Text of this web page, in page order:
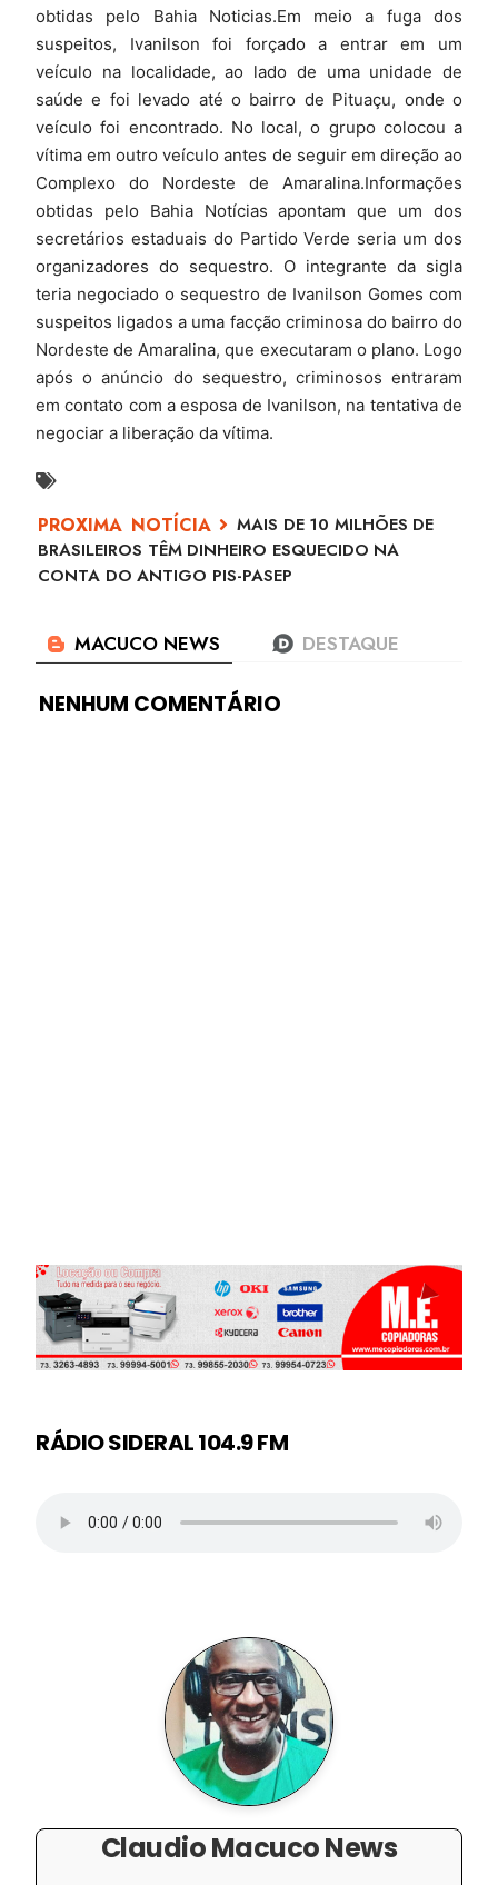
obtidas pelo Bahia Noticias.Em meio a fuga dos
suspeitos, Ivanilson foi forçado a entrar em um
veículo na localidade, ao lado de uma unidade de
saúde e foi levado até o bairro de Pituaçu, onde o
veículo foi encontrado. No local, o grupo colocou a
vítima em outro veículo antes de seguir em direção ao
Complexo do Nordeste de Amaralina.Informações
obtidas pelo Bahia Notícias apontam que um dos
secretários estaduais do Partido Verde seria um dos
organizadores do sequestro. O integrante da sigla
teria negociado o sequestro de Ivanilson Gomes com
suspeitos ligados a uma facção criminosa do bairro do
Nordeste de Amaralina, que executaram o plano. Logo
após o anúncio do sequestro, criminosos entraram
em contato com a esposa de Ivanilson, na tentativa de
negociar a liberação da vítima.
MAIS DE 10 MILHÕES DE
BRASILEIROS TÊM DINHEIRO ESQUECIDO NA
CONTA DO ANTIGO PIS-PASEP
NENHUM COMENTÁRIO
RÁDIO SIDERAL 104.9 FM
Claudio Macuco News